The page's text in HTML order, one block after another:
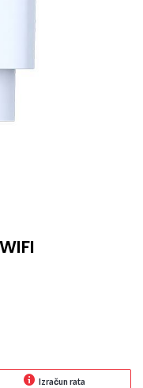
Izračun rata